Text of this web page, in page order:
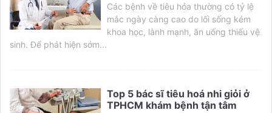
Các bệnh về tiêu hóa thường có tỷ lệ
mắc ngày càng cao do lối sống kém
khoa học, lành mạnh, ăn uống thiếu vệ
sinh. Để phát hiện sớm...
Top 5 bác sĩ tiêu hoá nhi giỏi ở
TPHCM khám bệnh tận tâm